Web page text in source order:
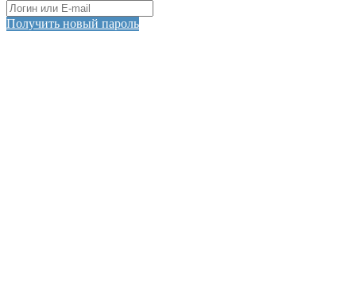
Получить новый пароль